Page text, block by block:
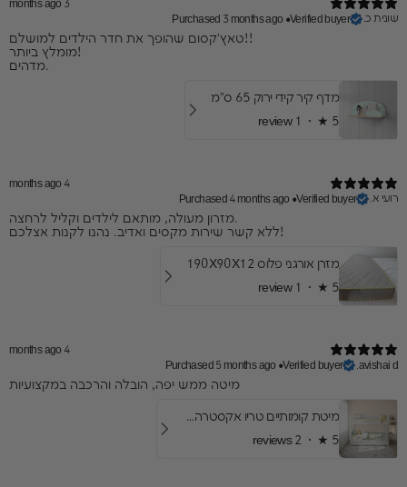
3 months ago
שונית כ.
Verified buyer
•
Purchased 3 months ago
​טאץ'קסום שהופך את חדר הילדים למושלם!!
מומלץ ביותר!
מדהים.
מדף קיר קידי ירוק 65 ס"מ
5
★ ·
1 review
4 months ago
רועי א.
Verified buyer
•
Purchased 4 months ago
​מזרון מעולה, מותאם לילדים וקליל לרחצה.
ללא קשר שירות מקסים ואדיב. נהנו לקנות אצלכם!
מזרן אורגני פלוס 190X90X12
5
★ ·
1 review
4 months ago
avishai d.
Verified buyer
•
Purchased 5 months ago
​מיטה ממש יפה, הובלה והרכבה במקצועיות
מיטת קומותיים טריו אקסטרה- עם מיטת חבר ומגירות
5
★ ·
2 reviews